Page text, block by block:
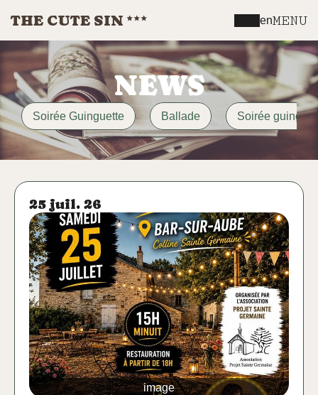
THE CUTE SIN enMENU
NEWS
Soirée Guinguette Ballade Soirée
25 juil. 26
image